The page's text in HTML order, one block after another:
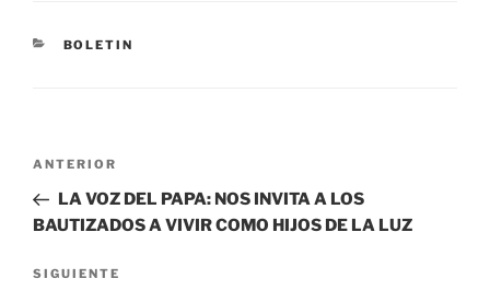
BOLETIN
ANTERIOR
LA VOZ DEL PAPA: NOS INVITA A LOS
BAUTIZADOS A VIVIR COMO HIJOS DE LA LUZ
SIGUIENTE